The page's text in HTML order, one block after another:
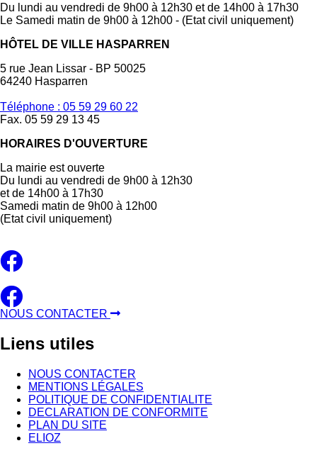
Du lundi au vendredi de 9h00 à 12h30 et de 14h00 à 17h30
Le Samedi matin de 9h00 à 12h00 - (Etat civil uniquement)
HÔTEL DE VILLE HASPARREN
5 rue Jean Lissar - BP 50025
64240 Hasparren
Téléphone : 05 59 29 60 22
Fax. 05 59 29 13 45
HORAIRES D'OUVERTURE
La mairie est ouverte
Du lundi au vendredi de 9h00 à 12h30
et de 14h00 à 17h30
Samedi matin de 9h00 à 12h00
(Etat civil uniquement)
NOUS CONTACTER
Liens utiles
NOUS CONTACTER
MENTIONS LÉGALES
POLITIQUE DE CONFIDENTIALITE
DECLARATION DE CONFORMITE
PLAN DU SITE
ELIOZ